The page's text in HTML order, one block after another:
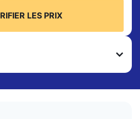
LES PRIX
sont nettoyés à sec et finis
les manteaux et les tissus